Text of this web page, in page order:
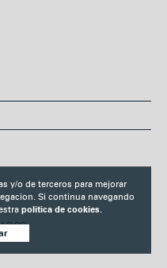
y/o de terceros para mejorar
Si continua navegando
politica de cookies.